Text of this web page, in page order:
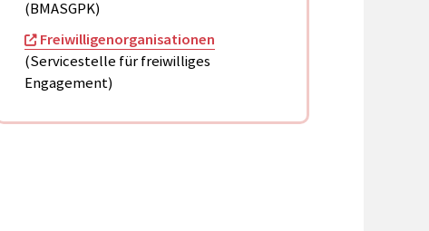
(BMASGPK)
Freiwilligenorganisationen
(Servicestelle für freiwilliges
Engagement)